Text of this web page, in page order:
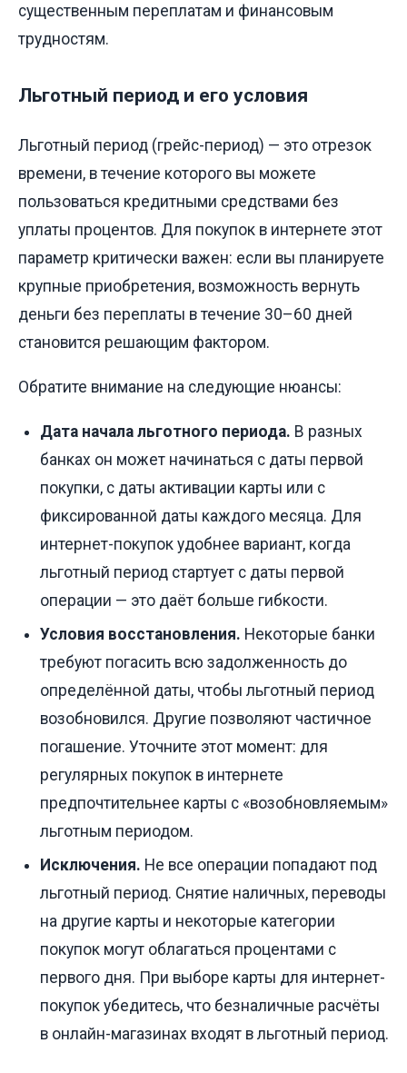
существенным переплатам и финансовым
трудностям.
Льготный период и его условия
Льготный период (грейс-период) — это отрезок
времени, в течение которого вы можете
пользоваться кредитными средствами без
уплаты процентов. Для покупок в интернете этот
параметр критически важен: если вы планируете
крупные приобретения, возможность вернуть
деньги без переплаты в течение 30–60 дней
становится решающим фактором.
Обратите внимание на следующие нюансы:
Дата начала льготного периода. В разных
банках он может начинаться с даты первой
покупки, с даты активации карты или с
фиксированной даты каждого месяца. Для
интернет-покупок удобнее вариант, когда
льготный период стартует с даты первой
операции — это даёт больше гибкости.
Условия восстановления. Некоторые банки
требуют погасить всю задолженность до
определённой даты, чтобы льготный период
возобновился. Другие позволяют частичное
погашение. Уточните этот момент: для
регулярных покупок в интернете
предпочтительнее карты с «возобновляемым»
льготным периодом.
Исключения. Не все операции попадают под
льготный период. Снятие наличных, переводы
на другие карты и некоторые категории
покупок могут облагаться процентами с
первого дня. При выборе карты для интернет-
покупок убедитесь, что безналичные расчёты
в онлайн-магазинах входят в льготный период.